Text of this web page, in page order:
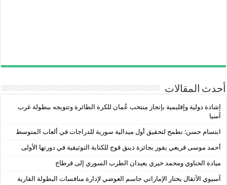
أحدث المقالات
إشادة دولية وإقليمية بإنجاز منتخب عُمان للكرة الطائرة وتتويجه ببطولة غرب
آسيا
ابتسام حسن: نطمح لتحقيق أول ميدالية سورية للدراجات في ألعاب المتوسط
أحمد موسى قريعي يفوز بجائزة دينق قوج للكتابة التوثيقية في دورتها الأولى
ميادة الحناوي ومحمد خيري يعيدان الطرب السوري إلى قرطاج
آسيوي الأثقال يختار الإماراتي جاسم العوضي لإدارة منافسات البطولة القارية